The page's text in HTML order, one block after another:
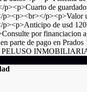
p><p>Cuarto de
p><p><br></p><p>Valor
de usd
por financiacion
parte de pago en